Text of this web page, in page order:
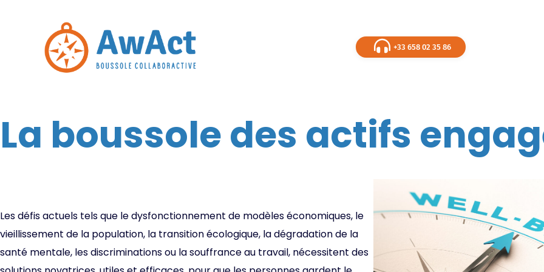
+33 658 02 35 86
La boussole des actifs
Les défis actuels tels que le dysfonctionnement de modèles économiques, le
vieillissement de la population, la transition écologique, la dégradation de la
santé mentale, les discriminations ou la souffrance au travail, nécessitent des